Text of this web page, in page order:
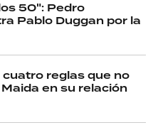
50": Pedro
Pablo Duggan por la
reglas que no
en su relación